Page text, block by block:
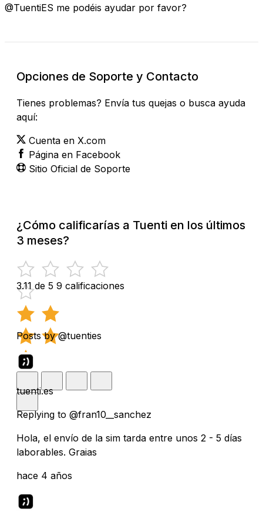
@TuentiES me podéis ayudar por favor?
Opciones de Soporte y Contacto
Tienes problemas? Envía tus quejas o busca ayuda
aquí:
Cuenta en X.com
Página en Facebook
Sitio Oficial de Soporte
¿Cómo calificarías a Tuenti en los últimos
3 meses?
3.11 de 5 9 calificaciones
Posts by @tuenties
tuenti.es
Replying to @fran10__sanchez
Hola, el envío de la sim tarda entre unos 2 - 5 días
laborables. Graias
hace 4 años